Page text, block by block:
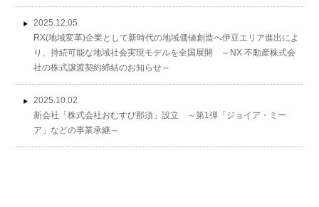
2025.12.05
RX(地域変革)企業として新時代の地域価値創造へ伊豆エリア進出によ
り、持続可能な地域社会実現モデルを全国展開 ～NX 不動産株式会
社の株式譲渡契約締結のお知らせ～
2025.10.02
新会社「株式会社おむすび那須」設立 ～第1弾「ジョイア・ミー
ア」などの事業承継～